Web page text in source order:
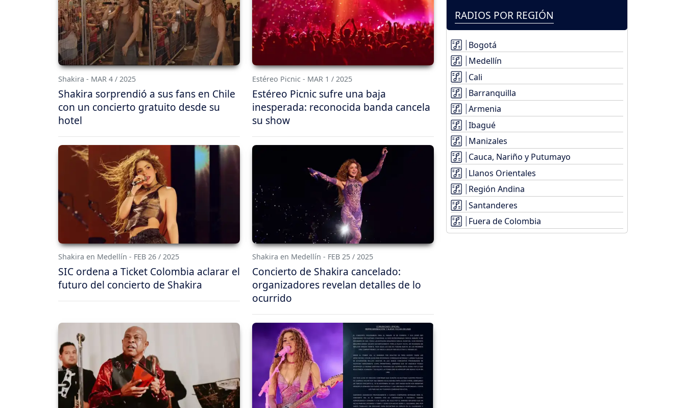
Shakira - MAR 4 / 2025
Shakira sorprendió a sus fans en Chile
con un concierto gratuito desde su
hotel
Estéreo Picnic - MAR 1 / 2025
Estéreo Picnic sufre una baja
inesperada: reconocida banda cancela
su show
Shakira en Medellín - FEB 26 / 2025
SIC ordena a Ticket Colombia aclarar el
futuro del concierto de Shakira
Shakira en Medellín - FEB 25 / 2025
Concierto de Shakira cancelado:
organizadores revelan detalles de lo
ocurrido
RADIOS POR REGIÓN
Bogotá
Medellín
Cali
Barranquilla
Armenia
Ibagué
Manizales
Cauca, Nariño y Putumayo
Llanos Orientales
Región Andina
Santanderes
Fuera de Colombia